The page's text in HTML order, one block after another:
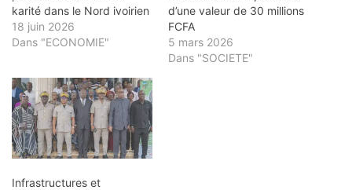
karité dans le Nord ivoirien
18 juin 2026
Dans "ECONOMIE"
d’une valeur de 30 millions
FCFA
5 mars 2026
Dans "SOCIETE"
Infrastructures et